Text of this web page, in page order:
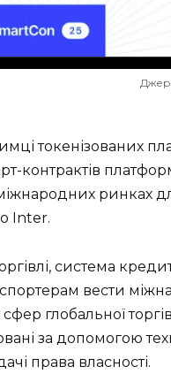
токенізованих
контрактів
ринках
Inter.
система
вести
глобальної
за допомогою
права власності.